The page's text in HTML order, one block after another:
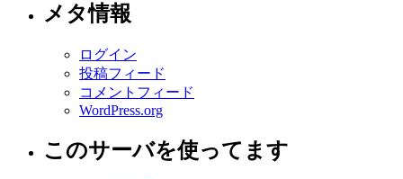
メタ情報
ログイン
投稿フィード
コメントフィード
WordPress.org
このサーバを使ってます